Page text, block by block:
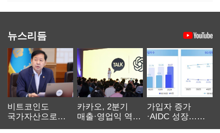
뉴스리듬
비트코인도
국가자산으로…'
카카오, 2분기
매출·영업익 역대
가입자 증가
·AIDC 성장…